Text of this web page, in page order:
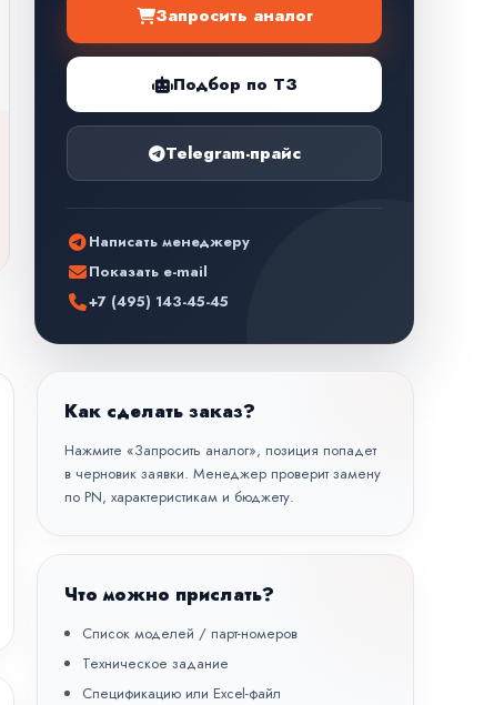
Запросить аналог
Подбор по ТЗ
Telegram-прайс
Написать менеджеру
Показать e-mail
+7 (495) 143-45-45
Как сделать заказ?
Нажмите «Запросить аналог», позиция попадет
в черновик заявки. Менеджер проверит замену
по PN, характеристикам и бюджету.
Что можно прислать?
Список моделей / парт-номеров
Техническое задание
Спецификацию или Excel-файл